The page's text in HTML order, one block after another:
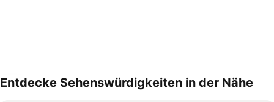
Entdecke Sehenswürdigkeiten in der Nähe